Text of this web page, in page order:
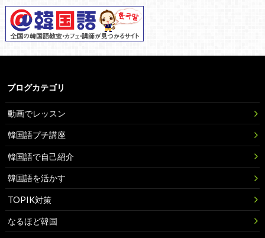
ブログカテゴリ
動画でレッスン
韓国語プチ講座
韓国語で自己紹介
韓国語を活かす
TOPIK対策
なるほど韓国